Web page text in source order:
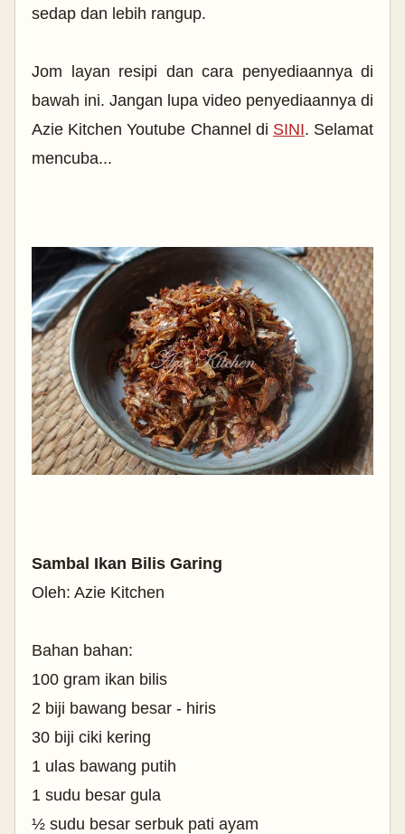
sedap dan lebih rangup.
Jom layan resipi dan cara penyediaannya di
bawah ini. Jangan lupa video penyediaannya di
Azie Kitchen Youtube Channel di SINI. Selamat
mencuba...
Sambal Ikan Bilis Garing
Oleh: Azie Kitchen
Bahan bahan:
100 gram ikan bilis
2 biji bawang besar - hiris
30 biji ciki kering
1 ulas bawang putih
1 sudu besar gula
½ sudu besar serbuk pati ayam